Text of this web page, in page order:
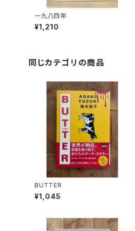
一九八四年
¥1,210
同じカテゴリの商品
BUTTER
¥1,045